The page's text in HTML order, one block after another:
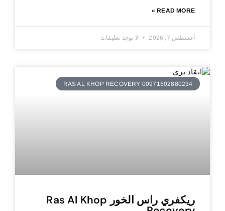
READ MORE »
أغسطس 7, 2026 لا توجد تعليقات
RAS AL KHOP RECOVERY 00971502880234
ريكفري راس الخور Ras Al Khop